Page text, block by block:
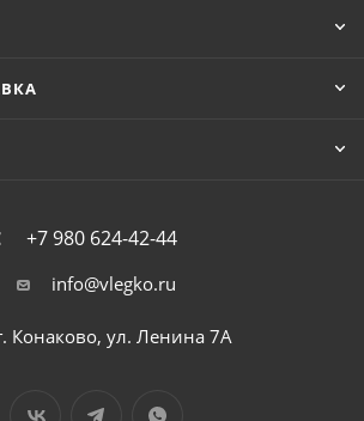
+7 980 624-42-44
info@vlegko.ru
Конаково, ул. Ленина 7А